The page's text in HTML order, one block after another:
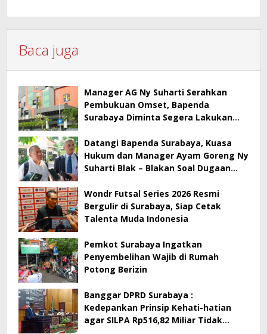
Baca juga
Manager AG Ny Suharti Serahkan
Pembukuan Omset, Bapenda
Surabaya Diminta Segera Lakukan
Datangi Bapenda Surabaya, Kuasa
Hukum dan Manager Ayam Goreng Ny
Suharti Blak – Blakan Soal Dugaan
Wondr Futsal Series 2026 Resmi
Bergulir di Surabaya, Siap Cetak
Talenta Muda Indonesia
Pemkot Surabaya Ingatkan
Penyembelihan Wajib di Rumah
Potong Berizin
Banggar DPRD Surabaya :
Kedepankan Prinsip Kehati-hatian
agar SILPA Rp516,82 Miliar Tidak